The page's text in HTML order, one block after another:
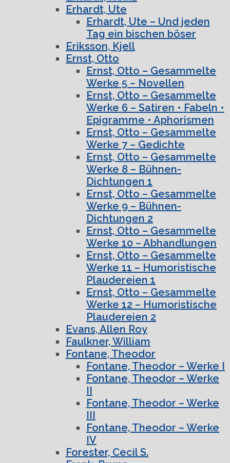
Erhardt, Ute
Erhardt, Ute – Und jeden
Tag ein bischen böser
Eriksson, Kjell
Ernst, Otto
Ernst, Otto – Gesammelte
Werke 5 – Novellen
Ernst, Otto – Gesammelte
Werke 6 – Satiren • Fabeln •
Epigramme • Aphorismen
Ernst, Otto – Gesammelte
Werke 7 – Gedichte
Ernst, Otto – Gesammelte
Werke 8 – Bühnen-
Dichtungen 1
Ernst, Otto – Gesammelte
Werke 9 – Bühnen-
Dichtungen 2
Ernst, Otto – Gesammelte
Werke 10 – Abhandlungen
Ernst, Otto – Gesammelte
Werke 11 – Humoristische
Plaudereien 1
Ernst, Otto – Gesammelte
Werke 12 – Humoristische
Plaudereien 2
Evans, Allen Roy
Faulkner, William
Fontane, Theodor
Fontane, Theodor – Werke I
Fontane, Theodor – Werke
II
Fontane, Theodor – Werke
III
Fontane, Theodor – Werke
IV
Forester, Cecil S.